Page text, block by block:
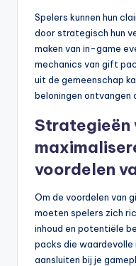
Spelers kunnen hun
door strategisch hun
maken van in-game
mechanics van gift
uit de gemeenschap
beloningen ontvangen
Strategieën
voordelen
Om de voordelen van
moeten spelers zich
inhoud en potentiële
packs die
aansluiten bij je